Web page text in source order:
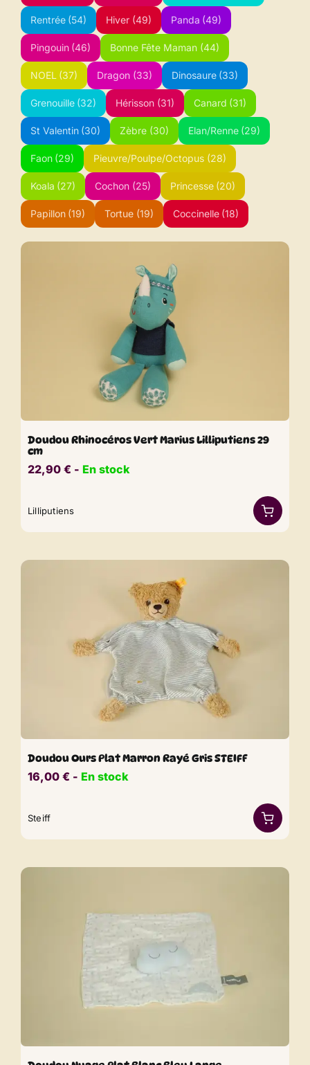
Rentrée (54) Hiver (49) Panda (49)
Pingouin (46) Bonne Fête Maman (44)
NOEL (37) Dragon (33) Dinosaure (33)
Grenouille (32) Hérisson (31) Canard (31)
St Valentin (30) Zèbre (30) Elan/Renne (29)
Faon (29) Pieuvre/Poulpe/Octopus (28)
Koala (27) Cochon (25) Princesse (20)
Papillon (19) Tortue (19) Coccinelle (18)
Doudou Rhinocéros Vert Marius Lilliputiens 29
cm
22,90 € ​​ - En stock
Lilliputiens
Doudou Ours Plat Marron Rayé Gris STEIFF
16,00 € ​​ - En stock
Steiff